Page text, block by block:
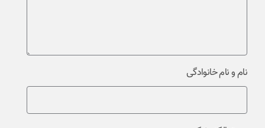
نام و نام خانوادگی